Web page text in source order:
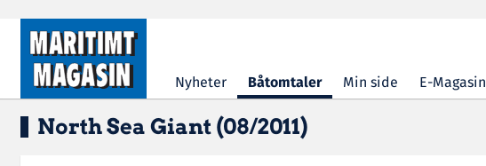
Hopp til hovedinnhold
Nyheter Båtomtaler Min side E-Magasin
North Sea Giant (08/2011)